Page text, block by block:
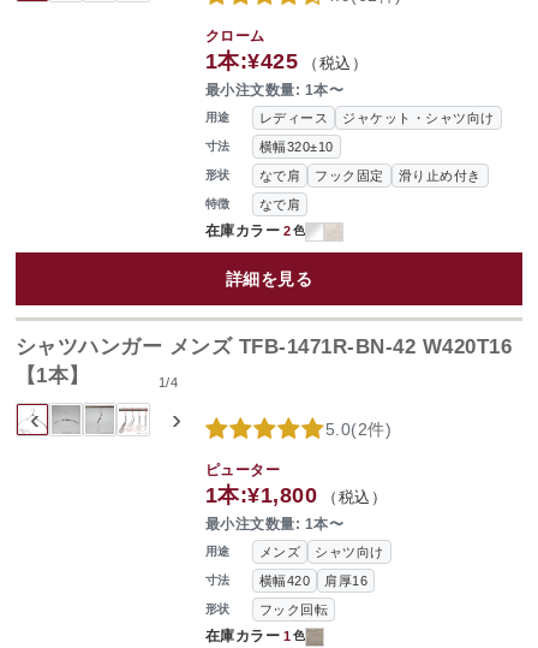
用途 レディース ジャケット・シャツ向け
寸法 横幅320±10
形状 なで肩 フック固定 滑り止め付き
特徴 なで肩
在庫カラー 2色
クローム
1本:¥425 （税込）
最小注文数量: 1本〜
詳細を見る
‹ ›
1/4
シャツハンガー メンズ TFB-1471R-BN-42 W420T16
【1本】
用途 メンズ シャツ向け
寸法 横幅420 肩厚16
形状 フック回転
在庫カラー 1色
5.0(2件)
ピューター
1本:¥1,800 （税込）
最小注文数量: 1本〜